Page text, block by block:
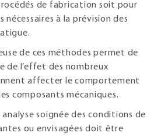
de fabrication soit pour
nécessaires à la prévision des
de ces méthodes permet de
de l’effet des nombreux
affecter le comportement
composants mécaniques.
analyse soignée des conditions de
ou envisagées doit être